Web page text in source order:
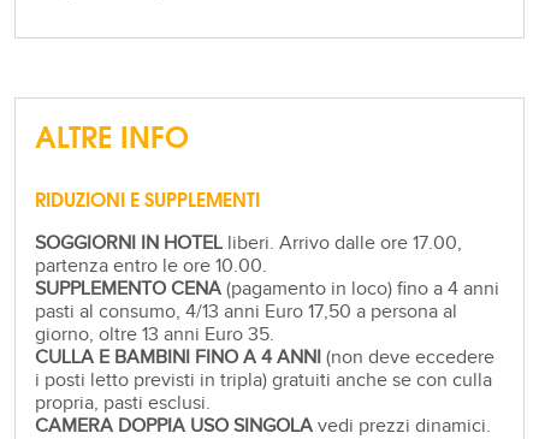
ALTRE INFO
RIDUZIONI E SUPPLEMENTI
SOGGIORNI IN HOTEL liberi. Arrivo dalle ore 17.00,
partenza entro le ore 10.00.
SUPPLEMENTO CENA (pagamento in loco) fino a 4 anni
pasti al consumo, 4/13 anni Euro 17,50 a persona al
giorno, oltre 13 anni Euro 35.
CULLA E BAMBINI FINO A 4 ANNI (non deve eccedere
i posti letto previsti in tripla) gratuiti anche se con culla
propria, pasti esclusi.
CAMERA DOPPIA USO SINGOLA vedi prezzi dinamici.